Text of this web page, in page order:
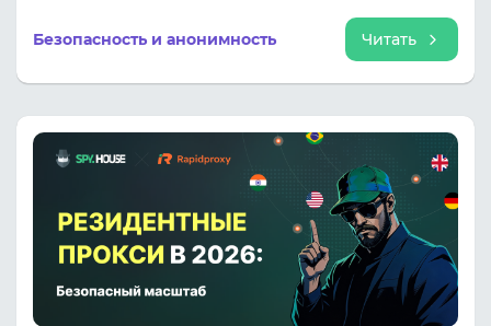
прокси для доступа к локальным рекламным
креативам в любом гео, без флагов и тротлинга.
Безопасность и анонимность Читать